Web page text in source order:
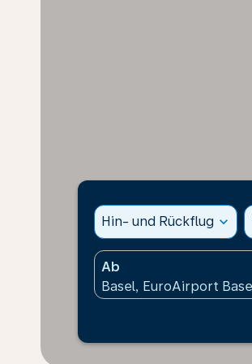
Hin- und Rückflug expand_more
Ab